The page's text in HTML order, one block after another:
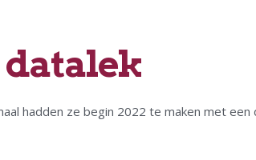
datalek
hadden ze begin 2022 te maken met